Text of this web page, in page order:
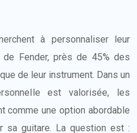
à personnaliser leur
de Fender, près de 45% des
de leur instrument. Dans un
est valorisée, les
comme une option abordable
sa guitare. La question est :